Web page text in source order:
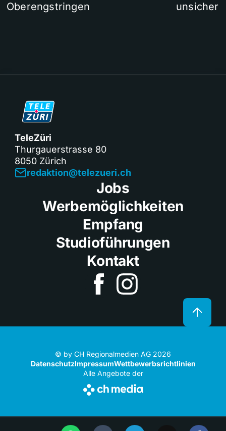
Oberengstringen
unsicher
TeleZüri
Thurgauerstrasse 80
8050 Zürich
redaktion@telezueri.ch
Jobs
Werbemöglichkeiten
Empfang
Studioführungen
Kontakt
© by CH Regionalmedien AG 2026
DatenschutzImpressumWettbewerbsrichtlinien
Alle Angebote der